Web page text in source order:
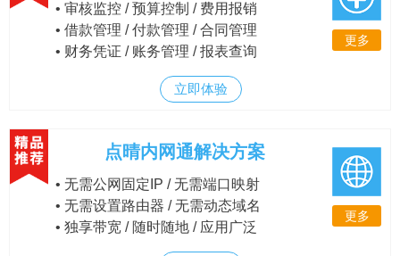
• 审核监控 / 预算控制 / 费用报销
• 借款管理 / 付款管理 / 合同管理
• 财务凭证 / 账务管理 / 报表查询
更多
立即体验
点晴内网通解决方案
• 无需公网固定IP / 无需端口映射
• 无需设置路由器 / 无需动态域名
• 独享带宽 / 随时随地 / 应用广泛
更多